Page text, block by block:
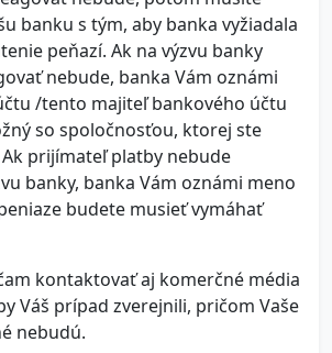
banku s tým, aby banka vyžiadala
peňazí. Ak na výzvu banky
nebude, banka Vám oznámi
/tento majiteľ bankového účtu
so spoločnosťou, ktorej ste
prijímateľ platby nebude
banky, banka Vám oznámi meno
budete musieť vymáhať
kontaktovať aj komerčné média
Váš prípad zverejnili, pričom Vaše
nebudú.